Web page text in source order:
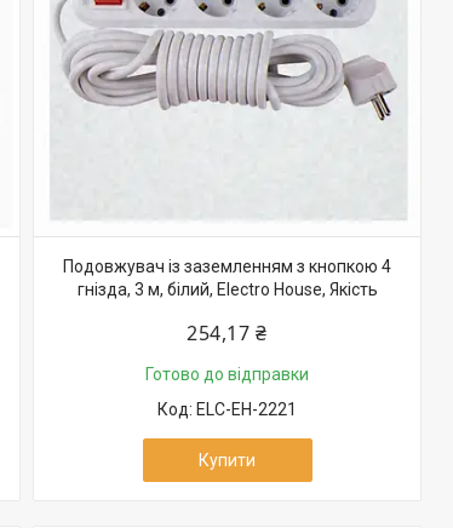
Подовжувач із заземленням з кнопкою 4
гнізда, 3 м, білий, Electro House, Якість
254,17 ₴
Готово до відправки
ELC-EH-2221
Купити